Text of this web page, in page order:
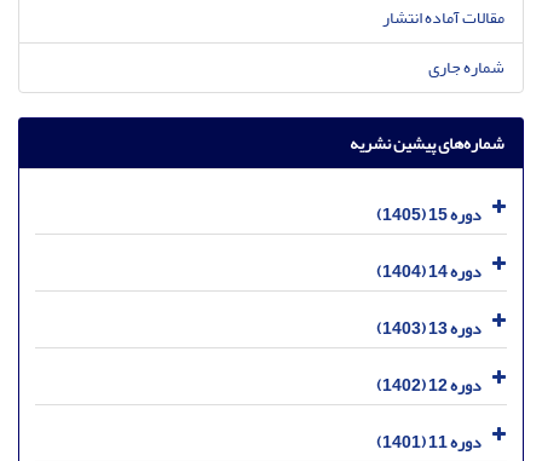
مقالات آماده انتشار
شماره جاری
شماره‌های پیشین نشریه
دوره 15 (1405)
دوره 14 (1404)
دوره 13 (1403)
دوره 12 (1402)
دوره 11 (1401)